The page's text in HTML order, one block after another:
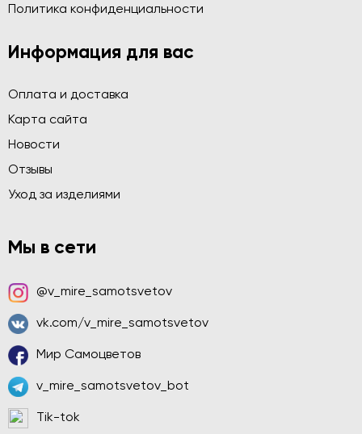
Политика конфиденциальности
Информация для вас
Оплата и доставка
Карта сайта
Новости
Отзывы
Уход за изделиями
Мы в сети
@v_mire_samotsvetov
vk.com/v_mire_samotsvetov
Мир Самоцветов
v_mire_samotsvetov_bot
Tik-tok